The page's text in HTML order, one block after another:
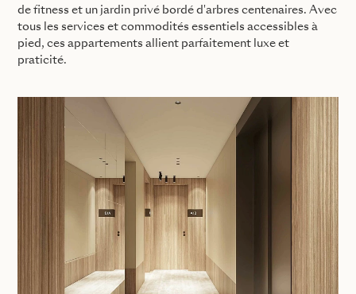
de fitness et un jardin privé bordé d'arbres centenaires. Avec
tous les services et commodités essentiels accessibles à
pied, ces appartements allient parfaitement luxe et
praticité.